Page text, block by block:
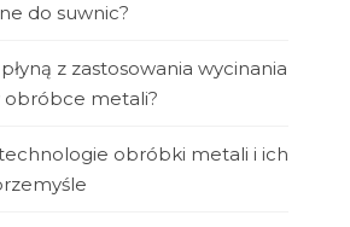
do suwnic?
z zastosowania wycinania
obróbce metali?
obróbki metali i ich